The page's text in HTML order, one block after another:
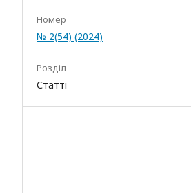
Номер
№ 2(54) (2024)
Розділ
Статті